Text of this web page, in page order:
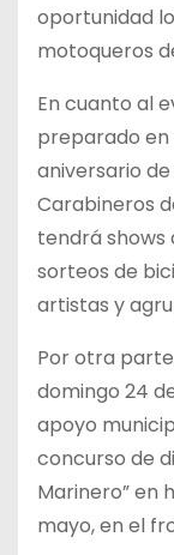
oportunidad
motoqueros
En cuanto al
preparado en
aniversario
Carabineros
tendrá shows
sorteos de
artistas y
Por otra
domingo 24
apoyo
concurso de
Marinero” en
mayo, en el